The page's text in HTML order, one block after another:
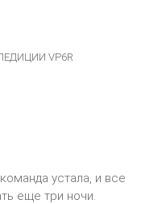
VP6R
устала, и все
еще три ночи.